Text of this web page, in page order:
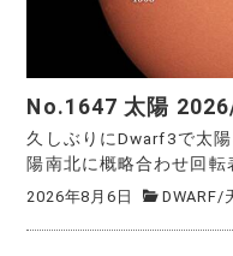
No.1647 太陽
久しぶりにDwarf3で太
陽南北に概略合わせ回転
2026年8月6日 DWARF/